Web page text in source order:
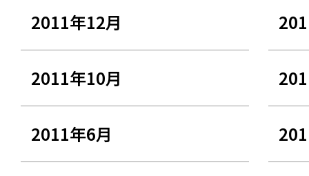
2011年12月
2011年10月
2011年6月